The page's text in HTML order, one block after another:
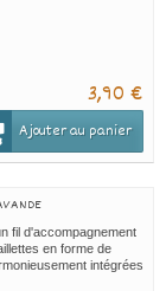
3,90 €
Ajouter au panier
fil d'accompagnement
en forme de
intégrées